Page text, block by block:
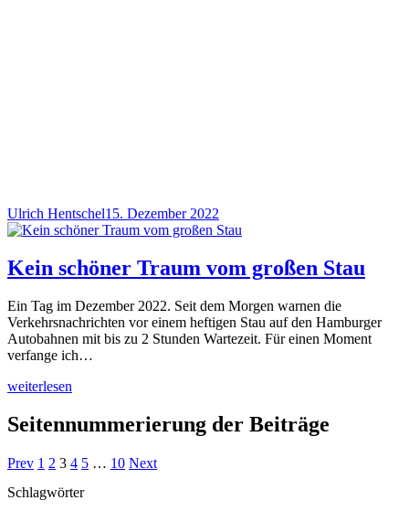
Ulrich Hentschel15. Dezember 2022
Kein schöner Traum vom großen Stau
Ein Tag im Dezember 2022. Seit dem Morgen warnen die
Verkehrsnachrichten vor einem heftigen Stau auf den Hamburger
Autobahnen mit bis zu 2 Stunden Wartezeit. Für einen Moment
verfange ich…
weiterlesen
Seitennummerierung der Beiträge
Prev 1 2 3 4 5 … 10 Next
Schlagwörter